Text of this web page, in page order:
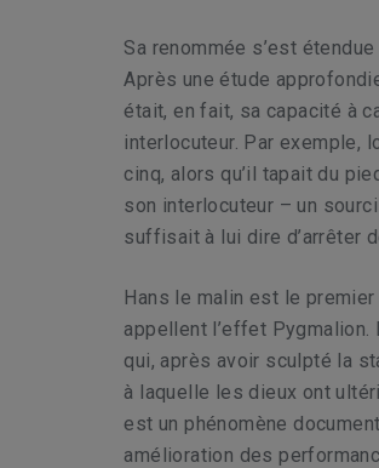
Sa renommée s’est
Après une étude
était, en fait, sa capacité à
interlocuteur. Par exemple,
cinq, alors qu’il tapait du
son interlocuteur – un
suffisait à lui dire d’arrêter
Hans le malin est le
appellent l’effet
qui, après avoir sculpté la
à laquelle les dieux ont
est un phénomène
amélioration des